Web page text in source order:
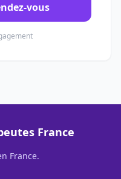
vous
France
France.